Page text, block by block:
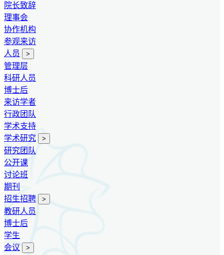
院长致辞
理事会
协作机构
参观来访
人员
>
管理层
科研人员
博士后
来访学者
行政团队
学术支持
学术研究
>
研究团队
公开课
讨论班
期刊
招生招聘
>
教研人员
博士后
学生
会议
>